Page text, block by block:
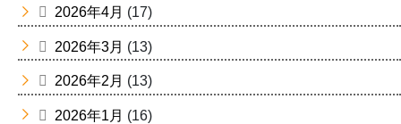
2026年4月 (17)
2026年3月 (13)
2026年2月 (13)
2026年1月 (16)